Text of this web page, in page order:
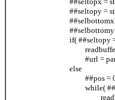
##seltopy =
##selbottomx
##selbottomy
if( ##seltopy
readbuffer
#url = part(
else
##pos =
while( ##pos
readbuffer